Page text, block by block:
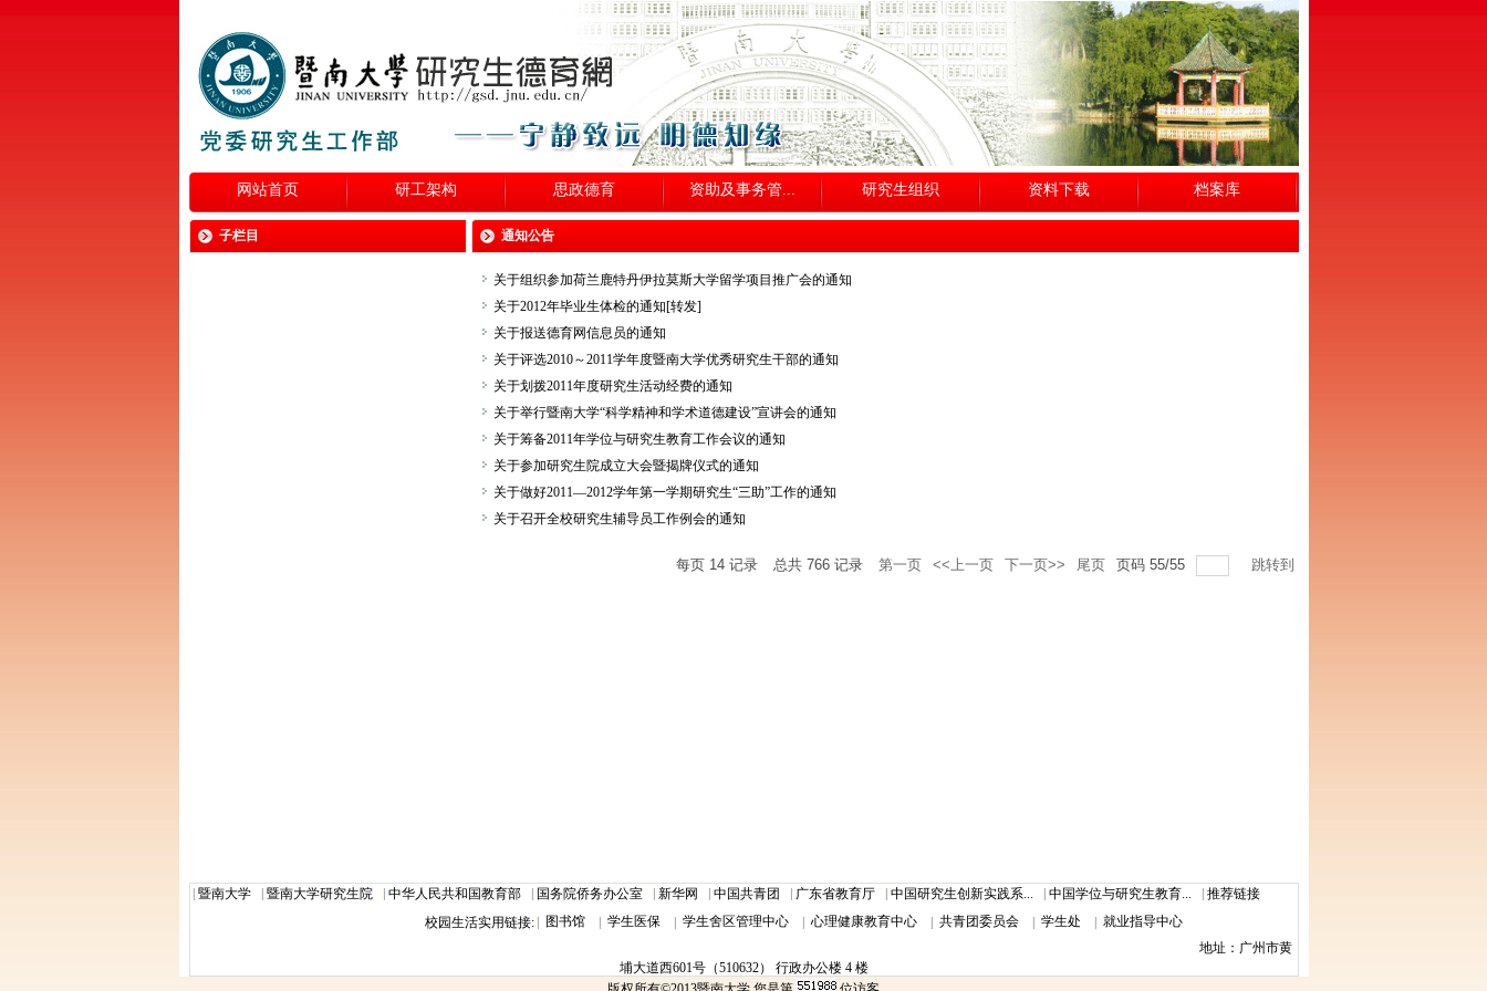
网站首页 研工架构 思政德育 资助及事务管... 研究生组织 资料下载 档案库
子栏目 通知公告
关于组织参加荷兰鹿特丹伊拉莫斯大学留学项目推广会的通知
关于2012年毕业生体检的通知[转发]
关于报送德育网信息员的通知
关于评选2010～2011学年度暨南大学优秀研究生干部的通知
关于划拨2011年度研究生活动经费的通知
关于举行暨南大学“科学精神和学术道德建设”宣讲会的通知
关于筹备2011年学位与研究生教育工作会议的通知
关于参加研究生院成立大会暨揭牌仪式的通知
关于做好2011—2012学年第一学期研究生“三助”工作的通知
关于召开全校研究生辅导员工作例会的通知
每页 14记录 总共 766记录 第一页 <<上一页 下一页>> 尾页 页码 55/55 跳转到
暨南大学 暨南大学研究生院 中华人民共和国教育部 国务院侨务办公室 新华网 中国共青团 广东省教育厅 中国研究生创新实践系... 中国学位与研究生教育...
推荐链接
校园生活实用链接:
图书馆 学生医保 学生舍区管理中心 心理健康教育中心 共青团委员会 学生处
就业指导中心
地址：广州市黄
埔大道西601号（510632） 行政办公楼 4 楼